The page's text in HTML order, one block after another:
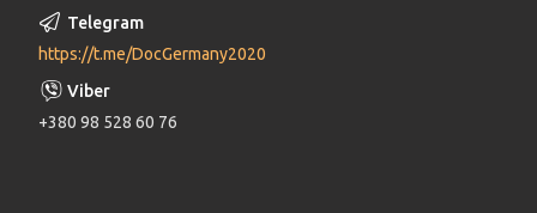
https://t.me/DocGermany2020
+380 98 528 60 76